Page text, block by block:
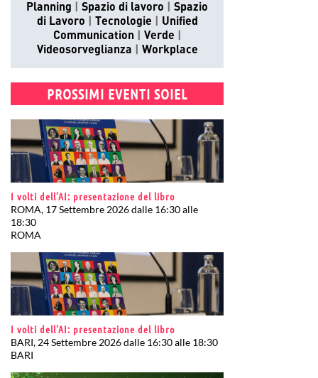
Planning
Spazio di lavoro
Spazio
di Lavoro
Tecnologie
Unified
Communication
Verde
Videosorveglianza
Workplace
PROSSIMI EVENTI SOIEL
I volti dell’AI: presentazione del libro
ROMA, 17 Settembre 2026 dalle 16:30 alle
18:30
ROMA
I volti dell’AI: presentazione del libro
BARI, 24 Settembre 2026 dalle 16:30 alle 18:30
BARI